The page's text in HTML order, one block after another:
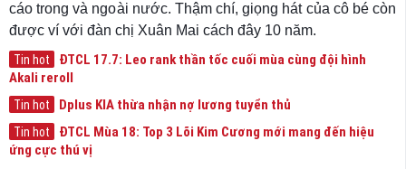
cáo trong và ngoài nước. Thậm chí, giọng hát của cô bé còn
được ví với đàn chị Xuân Mai cách đây 10 năm.
Tin hot
ĐTCL 17.7: Leo rank thần tốc cuối mùa cùng đội hình
Akali reroll
Tin hot Dplus KIA thừa nhận nợ lương tuyển thủ
Tin hot
ĐTCL Mùa 18: Top 3 Lõi Kim Cương mới mang đến hiệu
ứng cực thú vị